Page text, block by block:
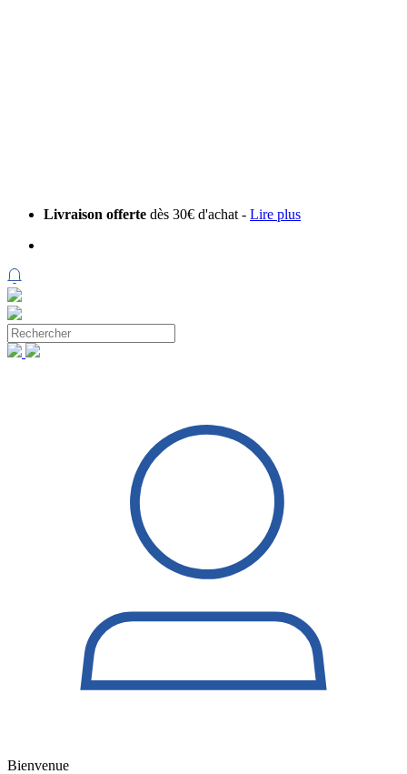
Livraison offerte dès 30€ d'achat - Lire plus
Bienvenue